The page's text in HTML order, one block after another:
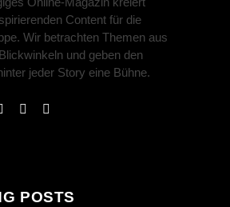
Content für die
Wir betrachten Themen aus
und geben den
jeder Story eine Bühne.
POSTS